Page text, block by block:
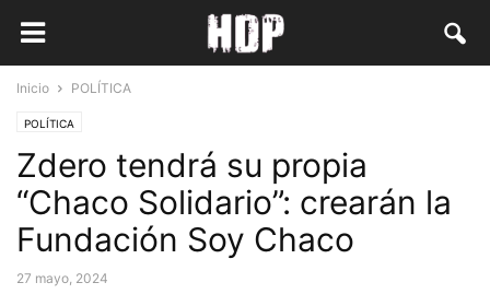
Inicio POLÍTICA
POLÍTICA
Zdero tendrá su propia
“Chaco Solidario”: crearán la
Fundación Soy Chaco
27 mayo, 2024